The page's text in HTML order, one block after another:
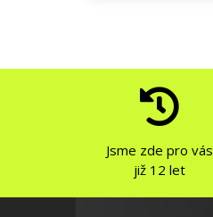
Jsme zde pro vás
již 12 let